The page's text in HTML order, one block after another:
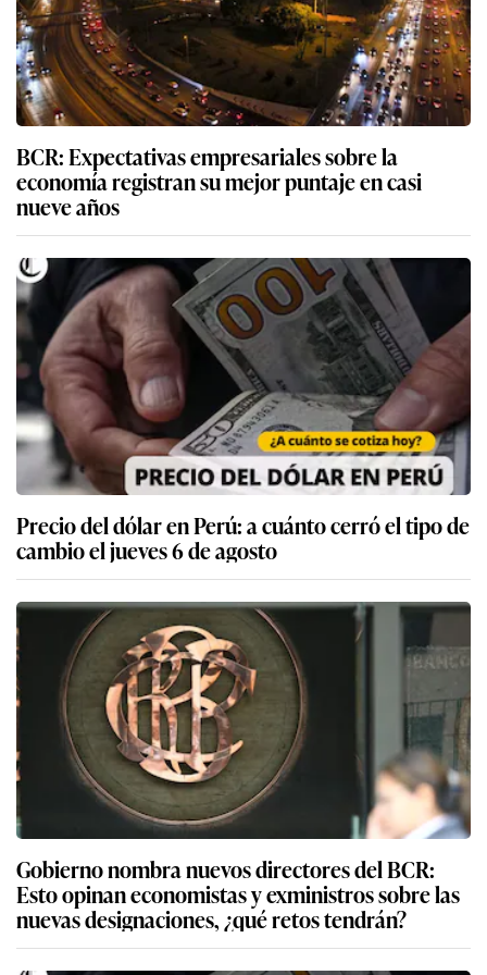
BCR: Expectativas empresariales sobre la
economía registran su mejor puntaje en casi
nueve años
Precio del dólar en Perú: a cuánto cerró el tipo de
cambio el jueves 6 de agosto
Gobierno nombra nuevos directores del BCR:
Esto opinan economistas y exministros sobre las
nuevas designaciones, ¿qué retos tendrán?